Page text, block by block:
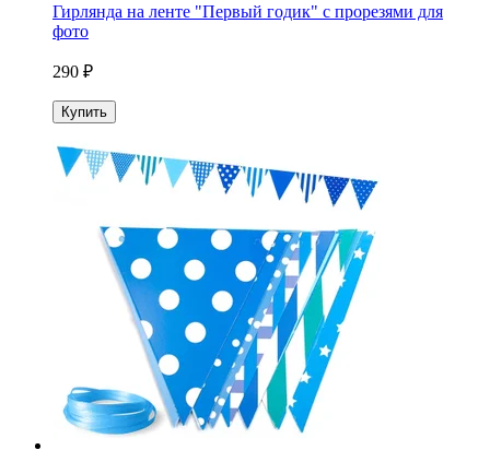
Гирлянда на ленте "Первый годик" с прорезями для
фото
290 ₽
Купить